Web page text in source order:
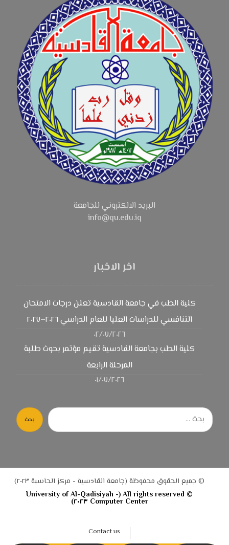
البريد الالكتروني للجامعة
info@qu.edu.iq
اخر الاخبار
كلية الطب في جامعة القادسية تعلن درجات الامتحان
التنافسي للدراسات العليا للعام الدراسي ٢٠٢٦–٢٠٢٧
٠٢/٠٧/٢٠٢٦
كلية الطب بجامعة القادسية تقيم مؤتمر بحوث طلبة
المرحلة الرابعة
٠١/٠٧/٢٠٢٦
بحث
© جميع الحقوق محفوظة (جامعة القادسية - مركز الحاسبة ٢٠٢٣)
© All rights reserved (University of Al-Qadisiyah -
Computer Center ٢٠٢٣)
Contact us